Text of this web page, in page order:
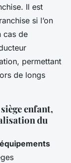
Il est
si l’on
cas de
permettant
de longs
enfant,
du
équipements